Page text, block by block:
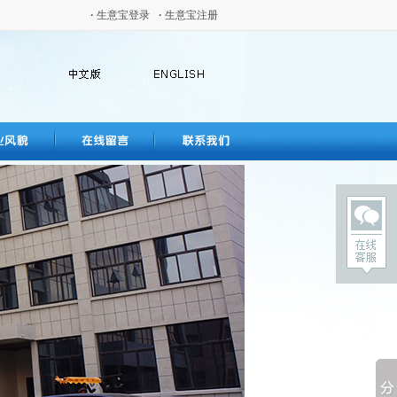
· 生意宝登录 · 生意宝注册